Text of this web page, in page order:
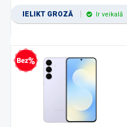
IELIKT GROZĀ Ir veikalā
kredīts